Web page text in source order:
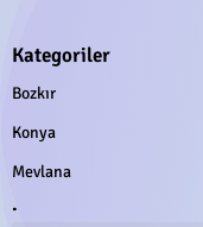
Kategoriler
Bozkır
Konya
Mevlana
.